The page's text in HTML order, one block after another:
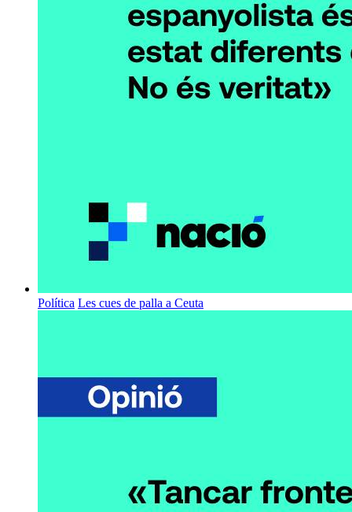
Política Les cues de palla a Ceuta